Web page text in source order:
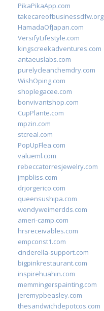
PikaPikaApp.com
takecareofbusinessdfw.org
HamadaOfJapan.com
VersifyLifestyle.com
kingscreekadventures.com
antaeuslabs.com
purelycleanchemdry.com
WishOping.com
shoplegacee.com
bonvivantshop.com
CupPlante.com
mpzin.com
stcreal.com
PopUpFlea.com
valueml.com
rebeccatorresjewelry.com
jmpbliss.com
drjorgerico.com
queensushipa.com
wendyweimerdds.com
ameri-camp.com
hrsreceivables.com
empconst1.com
cinderella-support.com
bigpinkrestaurant.com
inspirehuahin.com
memmingerspainting.com
jeremypbeasley.com
thesandwichdepotcos.com